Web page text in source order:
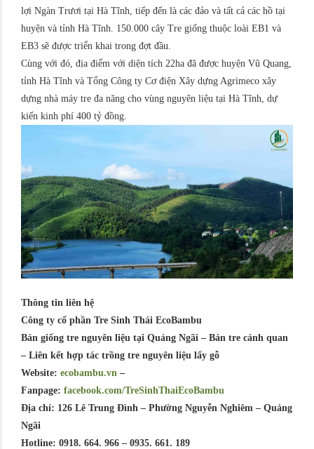
lợi Ngàn Trươi tại Hà Tĩnh, tiếp đến là các đảo và tất cả các hồ tại
huyện và tỉnh Hà Tĩnh. 150.000 cây Tre giống thuộc loài EB1 và
EB3 sẽ được triển khai trong đợt đầu.
Cùng với đó, địa điểm với diện tích 22ha đã được huyện Vũ Quang,
tỉnh Hà Tĩnh và Tổng Công ty Cơ điện Xây dựng Agrimeco xây
dựng nhà máy tre đa năng cho vùng nguyên liệu tại Hà Tĩnh, dự
kiến kinh phí 400 tỷ đồng.
Thông tin liên hệ
Công ty cổ phần Tre Sinh Thái EcoBambu
Bán giống tre nguyên liệu tại Quảng Ngãi – Bán tre cảnh quan
– Liên kết hợp tác trồng tre nguyên liệu lấy gỗ
Website: ecobambu.vn –
Fanpage: facebook.com/TreSinhThaiEcoBambu
Địa chỉ: 126 Lê Trung Đình – Phường Nguyễn Nghiêm – Quảng
Ngãi
Hotline: 0918. 664. 966 – 0935. 661. 189